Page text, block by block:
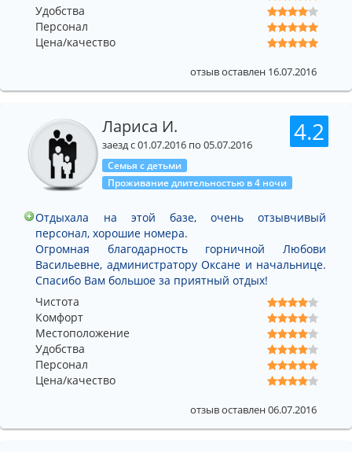
Удобства
Персонал
Цена/качество
отзыв оставлен 16.07.2016
4.2
Лариса И.
заезд с 01.07.2016 по 05.07.2016
Семья с детьми
Проживание длительностью в 4 ночи
Отдыхала на этой базе, очень отзывчивый
персонал, хорошие номера.
Огромная благодарность горничной Любови
Васильевне, администратору Оксане и начальнице.
Спасибо Вам большое за приятный отдых!
Чистота
Комфорт
Местоположение
Удобства
Персонал
Цена/качество
отзыв оставлен 06.07.2016